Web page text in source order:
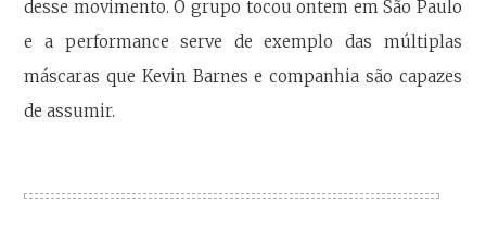
desse movimento. O grupo tocou ontem em São Paulo
e a performance serve de exemplo das múltiplas
máscaras que Kevin Barnes e companhia são capazes
de assumir.